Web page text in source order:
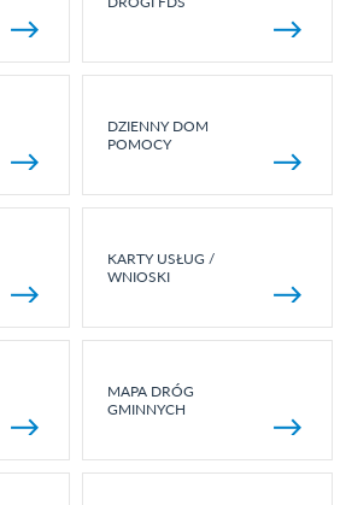
DZIENNY DOM
POMOCY
KARTY USŁUG /
WNIOSKI
MAPA DRÓG
GMINNYCH